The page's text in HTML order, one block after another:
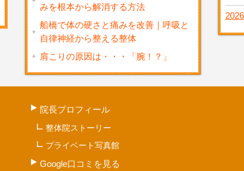
みを根本から解消する方法
船橋で体の硬さと痛みを改善｜呼吸と
自律神経から整える整体
肩こりの原因は・・・「腕！？」
院長プロフィール
整体院ストーリー
プライベート写真館
Google口コミを見る